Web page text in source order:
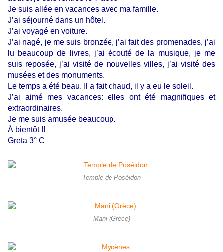
Je suis allée en vacances avec ma famille.
J’ai séjourné dans un hôtel.
J’ai voyagé en voiture.
J’ai nagé, je me suis bronzée, j’ai fait des promenades, j’ai
lu beaucoup de livres, j’ai écouté de la musique, je me
suis reposée, j’ai visité de nouvelles villes, j’ai visité des
musées et des monuments.
Le temps a été beau. Il a fait chaud, il y a eu le soleil.
J’ai aimé mes vacances: elles ont été magnifiques et
extraordinaires.
Je me suis amusée beaucoup.
À bientôt !!
Greta 3° C
Temple de Poséidon
Mani (Grèce)